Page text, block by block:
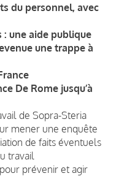
du personnel, avec
une aide publique
une trappe à
De Rome jusqu’à
de Sopra-Steria
mener une enquête
de faits éventuels
travail
prévenir et agir